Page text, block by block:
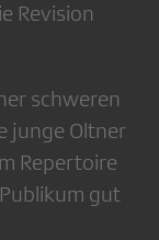
Revision
schweren
junge Oltner
Repertoire
gut